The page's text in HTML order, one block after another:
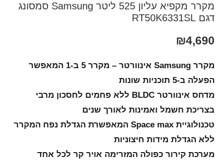
מקרר מקפיא עליון 525 ליטר Samsung סמסונג
דגם RT50K6331SL
₪4,690
מקרר Samsung אינוורטר – מקרר 5 ב-1 המאפשר
הפעלה ב-5 תוכניות שונות
מדחס אינוורטר BLDC ללא פחמים לחסכון מרבי
בצריכת חשמל ואמינות לאורך שנים
טכנולוגיית Space max המאפשרת הגדלת נפח המקרר
ללא הגדלת מידות חיצוניות
מערכת קירור כפולה המזרימה אויר קר לכל אחד